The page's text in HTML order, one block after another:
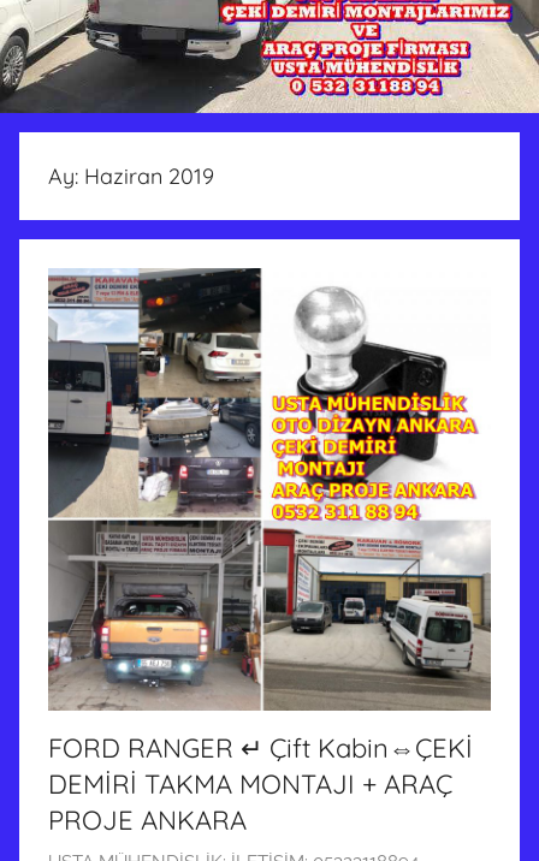
Ay: Haziran 2019
FORD RANGER ↵ Çift Kabin⇔ÇEKİ
DEMİRİ TAKMA MONTAJI + ARAÇ
PROJE ANKARA